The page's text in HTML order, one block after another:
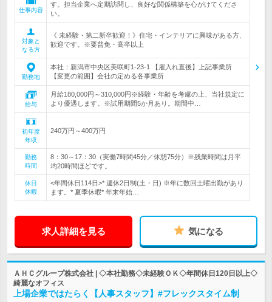
仕事内容
す。担当企業へ定期訪問し、良好な関係構築を心がけてくださ
い。
対象と
なる方
《 未経験・第二新卒歓迎！》住宅・インテリアに興味がある方、
歓迎です。※要普免・高卒以上
勤務地
本社：新潟市中央区美咲町1-23-1 【雇入れ直後】上記事業所
【変更の範囲】会社の定める各事業所
給与
月給180,000円～310,000円※経験・年齢を考慮の上、当社規定に
より優遇します。※試用期間5か月あり。期間中…
初年度
年収
240万円～400万円
勤務
時間
8：30～17：30（実働7時間45分／休憩75分）※残業時間は月平
均20時間ほどです。
休日
休暇
<年間休日114日>* 週休2日制(土・日) ※年に数回土曜出勤があり
ます。* 夏季休暇* 年末年始…
求人詳細を見る 気になる
ＡＨＣグループ株式会社 | ◇本社勤務◇未経験ＯＫ◇年間休日120日以上◇
綺麗なオフィス
上場企業ではたらく【人事スタッフ】#フレックスタイム制